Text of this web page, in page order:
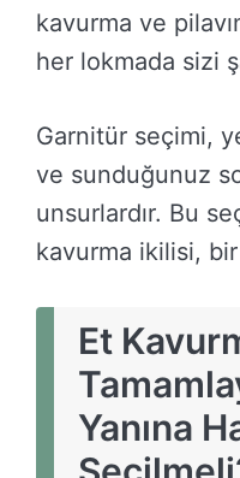
kavurma ve
her lokmada sizi
Garnitür seçimi,
ve sunduğunuz
unsurlardır. Bu
kavurma ikilisi,
Et
Yanına